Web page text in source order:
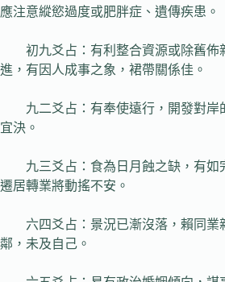
應注意縱慾過度或肥胖症、遺傳疾患。
初九爻占：有利整合資源或除舊佈
進，有因人成事之象，裙帶關係佳。
九二爻占：有奉使遠行，開發對岸
宜決。
九三爻占：食為日月蝕之缺，有如
遷居轉業將動搖不安。
六四爻占：景況已漸沒落，賴同業
鄰，未及自己。